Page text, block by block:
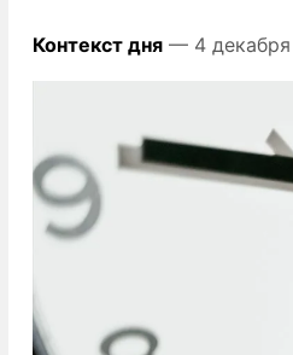
Контекст дня — 4 декабря